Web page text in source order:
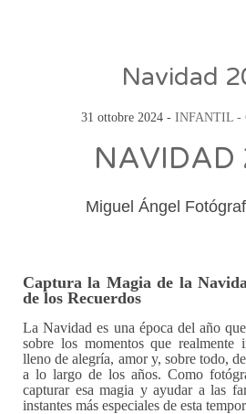
Navidad
31 ottobre 2024 - INFANTIL -
NAVIDAD
Miguel Ángel
Captura la Magia de la
de los Recuerdos
La Navidad es una época del año
sobre los momentos que realmente
lleno de alegría, amor y, sobre todo,
a lo largo de los años. Como
capturar esa magia y ayudar a las
instantes más especiales de esta